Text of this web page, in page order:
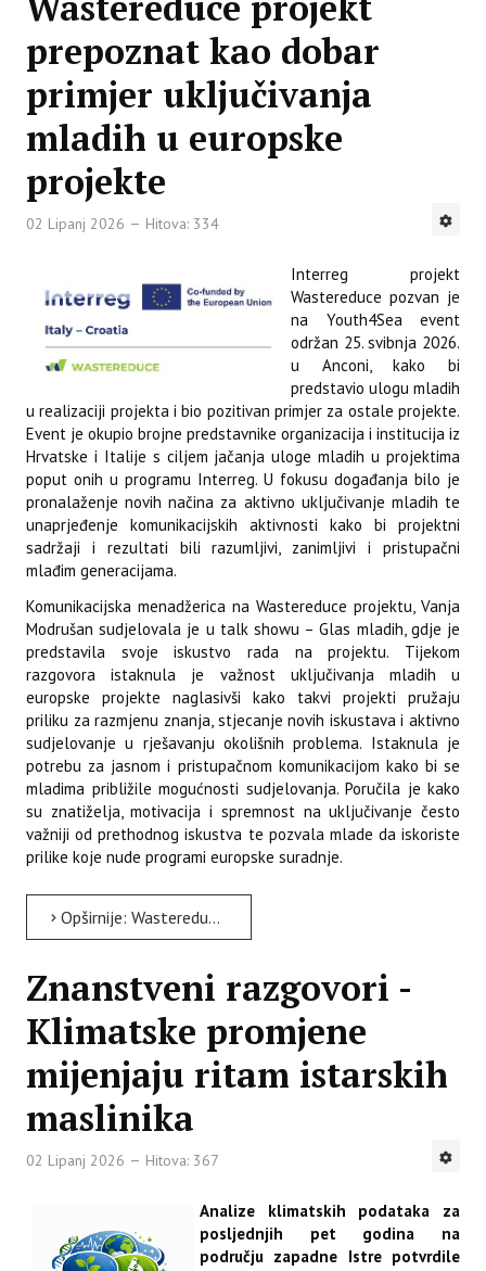
prepoznat kao dobar
primjer uključivanja
mladih u europske
projekte
02 Lipanj 2026 Hitova: 334
Interreg projekt
Wastereduce pozvan je
na Youth4Sea event
održan 25. svibnja 2026.
u Anconi, kako bi
predstavio ulogu mladih
u realizaciji projekta i bio pozitivan primjer za ostale projekte.
Event je okupio brojne predstavnike organizacija i institucija iz
Hrvatske i Italije s ciljem jačanja uloge mladih u projektima
poput onih u programu Interreg. U fokusu događanja bilo je
pronalaženje novih načina za aktivno uključivanje mladih te
unaprjeđenje komunikacijskih aktivnosti kako bi projektni
sadržaji i rezultati bili razumljivi, zanimljivi i pristupačni
mlađim generacijama.
Komunikacijska menadžerica na Wastereduce projektu, Vanja
Modrušan sudjelovala je u talk showu – Glas mladih, gdje je
predstavila svoje iskustvo rada na projektu. Tijekom
razgovora istaknula je važnost uključivanja mladih u
europske projekte naglasivši kako takvi projekti pružaju
priliku za razmjenu znanja, stjecanje novih iskustava i aktivno
sudjelovanje u rješavanju okolišnih problema. Istaknula je
potrebu za jasnom i pristupačnom komunikacijom kako bi se
mladima približile mogućnosti sudjelovanja. Poručila je kako
su znatiželja, motivacija i spremnost na uključivanje često
važniji od prethodnog iskustva te pozvala mlade da iskoriste
prilike koje nude programi europske suradnje.
Opširnije: Wastereduce projekt prepoznat kao dobar primjer uključivanja mladih u europske projekte
Znanstveni razgovori -
Klimatske promjene
mijenjaju ritam istarskih
maslinika
02 Lipanj 2026 Hitova: 367
Analize klimatskih podataka za
posljednjih pet godina na
području zapadne Istre potvrdile